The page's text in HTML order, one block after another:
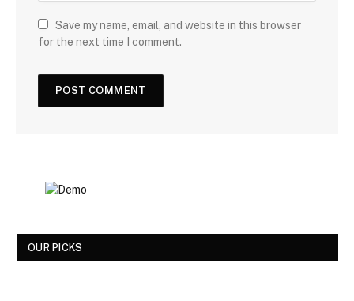
Save my name, email, and website in this browser
for the next time I comment.
OUR PICKS